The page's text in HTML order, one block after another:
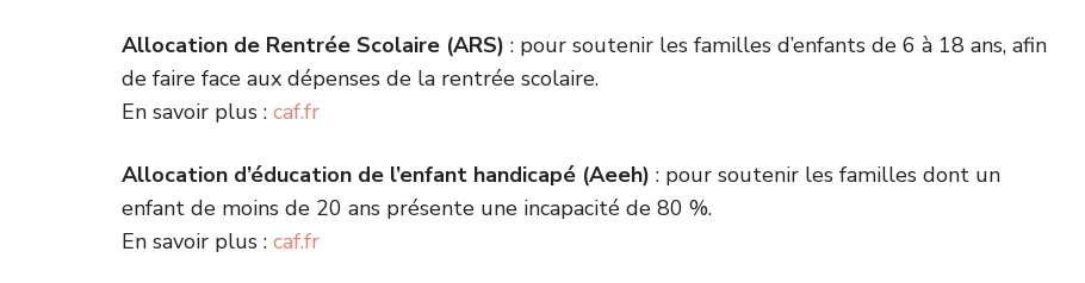
Allocation de Rentrée Scolaire (ARS) : pour soutenir les familles d’enfants de 6 à 18 ans, afin
de faire face aux dépenses de la rentrée scolaire.
En savoir plus : caf.fr
Allocation d’éducation de l’enfant handicapé (Aeeh) : pour soutenir les familles dont un
enfant de moins de 20 ans présente une incapacité de 80 %.
En savoir plus : caf.fr